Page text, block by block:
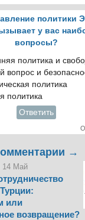
политики
у вас
вопросы?
политика и
вопрос и
политика
политика
Ответить
→
| 14 Май
или
возвращение?